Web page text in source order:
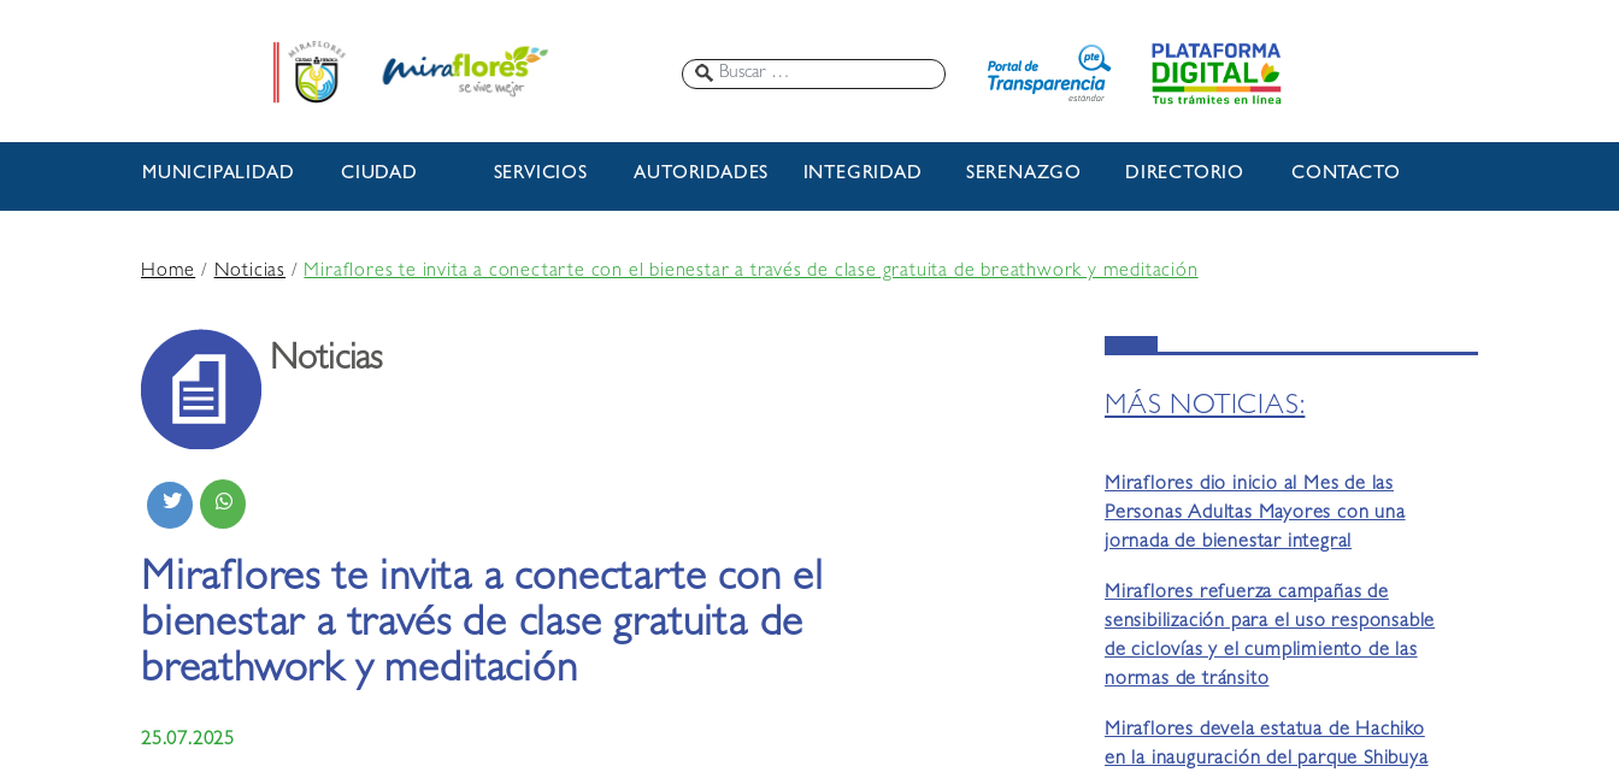
MUNICIPALIDAD CIUDAD SERVICIOS AUTORIDADES INTEGRIDAD SERENAZGO DIRECTORIO CONTACTO
Home/Noticias /Miraflores te invita a conectarte con el bienestar a través de clase gratuita de breathwork y meditación
Noticias
Miraflores te invita a conectarte con el
bienestar a través de clase gratuita de
breathwork y meditación
25.07.2025
MÁS NOTICIAS:
Miraflores dio inicio al Mes de las
Personas Adultas Mayores con una
jornada de bienestar integral
Miraflores refuerza campañas de
sensibilización para el uso responsable
de ciclovías y el cumplimiento de las
normas de tránsito
Miraflores devela estatua de Hachiko
en la inauguración del parque Shibuya